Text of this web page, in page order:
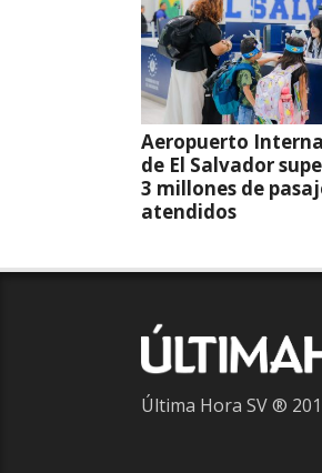
Aeropuerto
de El Salvador
3 millones de
atendidos
Última Hora SV ®